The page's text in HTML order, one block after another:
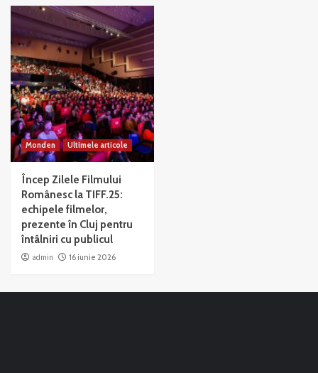
Monden Ultimele articole
Încep Zilele Filmului
Românesc la TIFF.25:
echipele filmelor,
prezente în Cluj pentru
întâlniri cu publicul
admin 16 iunie 2026